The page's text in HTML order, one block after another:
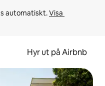
automatiskt. Visa
Hyr ut på Airbnb